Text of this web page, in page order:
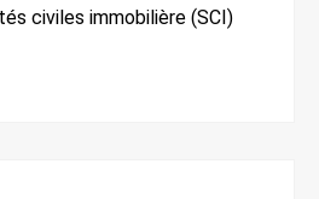
civiles immobilière (SCI)